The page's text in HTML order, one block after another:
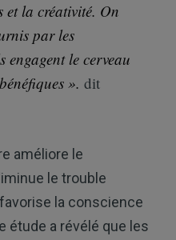
et la créativité. On
par les
engagent le cerveau
».dit
améliore le
le trouble
la conscience
étude a révélé que les